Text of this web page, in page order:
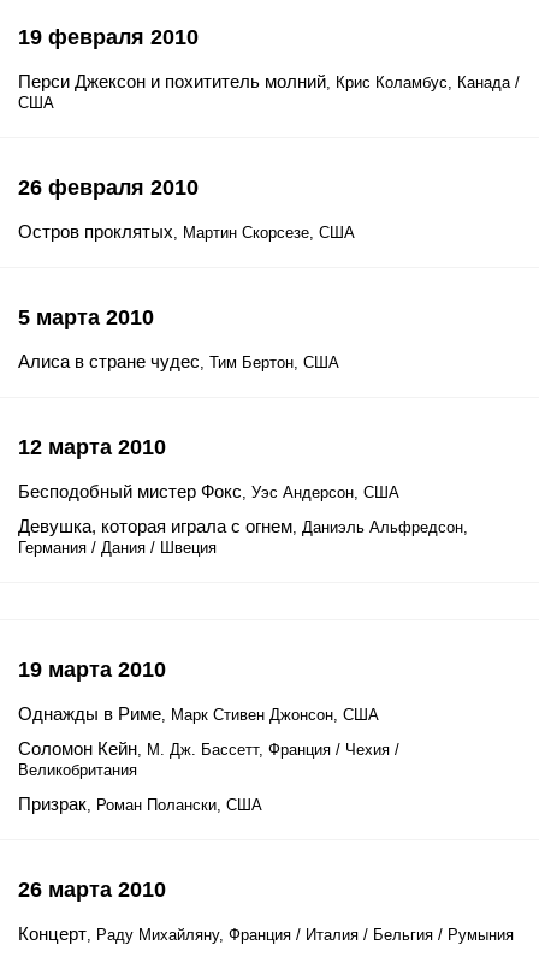
19 февраля 2010
Перси Джексон и похититель молний, Крис Коламбус, Канада /
США
26 февраля 2010
Остров проклятых, Мартин Скорсезе, США
5 марта 2010
Алиса в стране чудес, Тим Бертон, США
12 марта 2010
Бесподобный мистер Фокс, Уэс Андерсон, США
Девушка, которая играла с огнем, Даниэль Альфредсон,
Германия / Дания / Швеция
19 марта 2010
Однажды в Риме, Марк Стивен Джонсон, США
Соломон Кейн, М. Дж. Бассетт, Франция / Чехия /
Великобритания
Призрак, Роман Полански, США
26 марта 2010
Концерт, Раду Михайляну, Франция / Италия / Бельгия / Румыния